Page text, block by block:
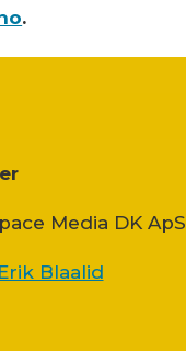
.
Media DK ApS
Blaalid